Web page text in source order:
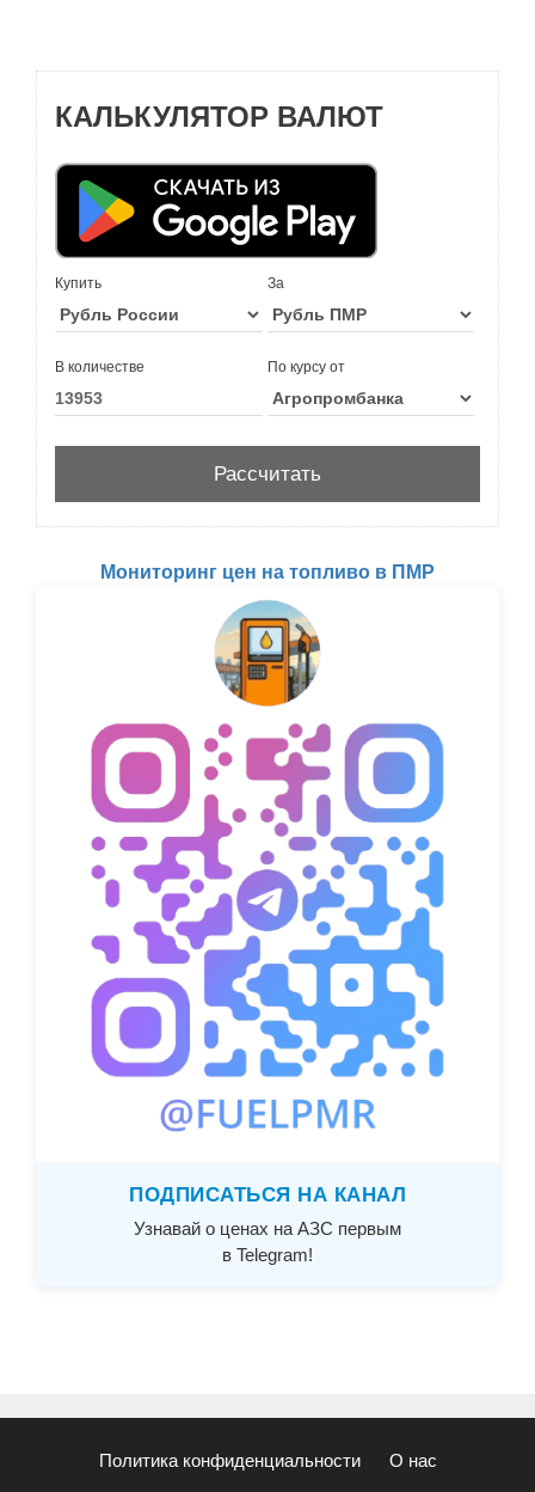
КАЛЬКУЛЯТОР ВАЛЮТ
Купить За
В количестве По курсу от
Мониторинг цен на топливо в ПМР
ПОДПИСАТЬСЯ НА КАНАЛ
Узнавай о ценах на АЗС первым
в Telegram!
Политика конфиденциальности О нас